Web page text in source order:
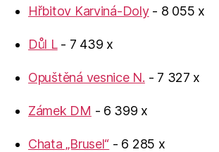
Hřbitov Karviná-Doly- 8 055 x
Důl L- 7 439 x
Opuštěná vesnice N. - 7 327 x
Zámek DM - 6 399 x
Chata „Brusel“ - 6 285 x